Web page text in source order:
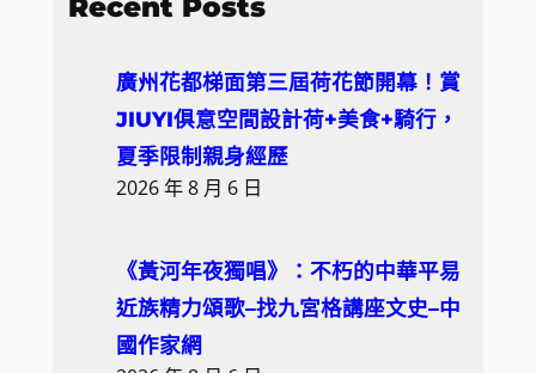
Recent Posts
廣州花都梯面第三屆荷花節開幕！賞
JIUYI俱意空間設計荷+美食+騎行，
夏季限制親身經歷
2026 年 8 月 6 日
《黃河年夜獨唱》：不朽的中華平易
近族精力頌歌–找九宮格講座文史–中
國作家網